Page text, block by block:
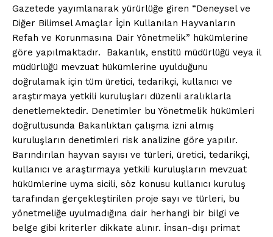
Gazetede yayımlanarak yürürlüğe giren “Deneysel ve
Diğer Bilimsel Amaçlar İçin Kullanılan Hayvanların
Refah ve Korunmasına Dair Yönetmelik” hükümlerine
göre yapılmaktadır. Bakanlık, enstitü müdürlüğü veya il
müdürlüğü mevzuat hükümlerine uyulduğunu
doğrulamak için tüm üretici, tedarikçi, kullanıcı ve
araştırmaya yetkili kuruluşları düzenli aralıklarla
denetlemektedir. Denetimler bu Yönetmelik hükümleri
doğrultusunda Bakanlıktan çalışma izni almış
kuruluşların denetimleri risk analizine göre yapılır.
Barındırılan hayvan sayısı ve türleri, üretici, tedarikçi,
kullanıcı ve araştırmaya yetkili kuruluşların mevzuat
hükümlerine uyma sicili, söz konusu kullanıcı kuruluş
tarafından gerçekleştirilen proje sayı ve türleri, bu
yönetmeliğe uyulmadığına dair herhangi bir bilgi ve
belge gibi kriterler dikkate alınır. İnsan-dışı primat